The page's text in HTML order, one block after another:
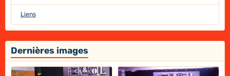
Liens
Dernières images